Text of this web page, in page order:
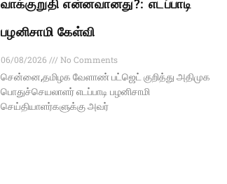
வாக்குறுதி என்னவானது?: எடப்பாடி
பழனிசாமி கேள்வி
06/08/2026
No Comments
சென்னை,தமிழக வேளாண் பட்ஜெட் குறித்து அதிமுக
பொதுச்செயலாளர் எடப்பாடி பழனிசாமி
செய்தியாளர்களுக்கு அவர்